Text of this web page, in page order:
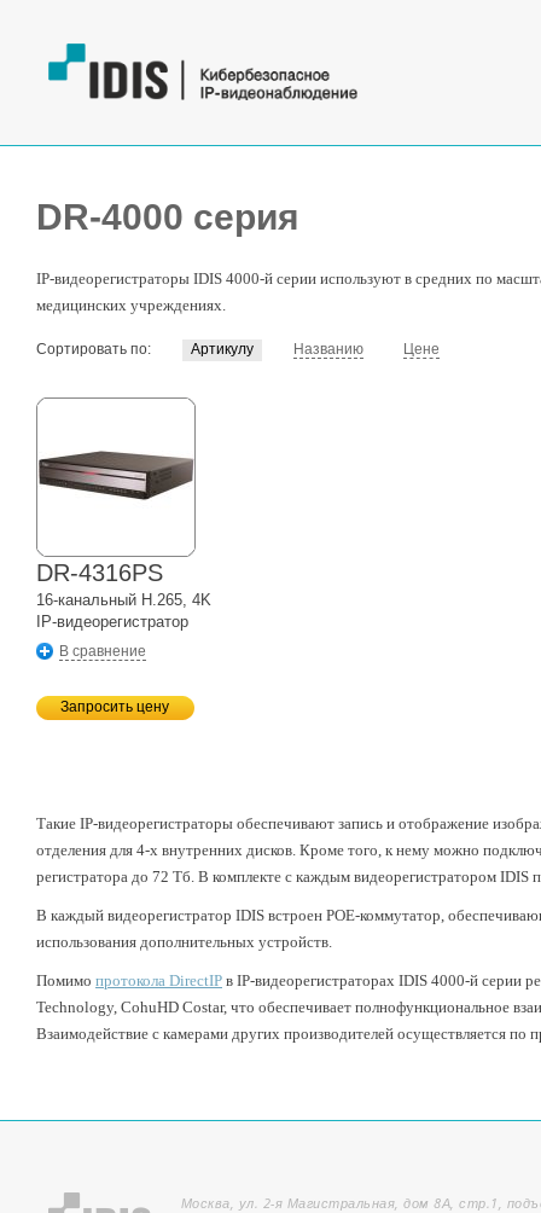
DR-4000 серия
IP-видеорегистраторы IDIS 4000-й серии используют в средних по
медицинских учреждениях.
Сортировать по: Артикулу Названию Цене
DR-4316PS
16-канальный H.265, 4K
IP-видеорегистратор
В сравнение
Запросить цену
Такие IP-видеорегистраторы обеспечивают запись и отображение
отделения для 4-х внутренних дисков. Кроме того, к нему можно
регистратора до 72 Тб. В комплекте с каждым видеорегистратором IDIS
В каждый видеорегистратор IDIS встроен POE-коммутатор,
использования дополнительных устройств.
Помимо протокола DirectIP в IP-видеорегистраторах IDIS 4000-й серии
Technology, CohuHD Costar, что обеспечивает полнофункциональное
Взаимодействие с камерами других производителей осуществляется по
Москва, ул. 2-я Магистральная, дом 8А, стр.1,